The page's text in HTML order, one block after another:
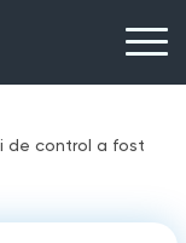
de control a fost